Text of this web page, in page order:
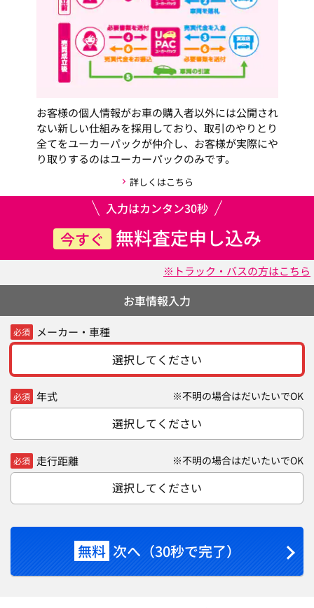
お客様の個人情報がお車の購入者以外には公開され
ない新しい仕組みを採用しており、取引のやりとり
全てをユーカーパックが仲介し、お客様が実際にや
り取りするのはユーカーパックのみです。
詳しくはこちら
入力はカンタン30秒
今すぐ 無料査定申し込み
※トラック・バスの方はこちら
お車情報入力
必須 メーカー・車種
選択してください
必須 年式 ※不明の場合はだいたいでOK
選択してください
必須 走行距離 ※不明の場合はだいたいでOK
選択してください
無料 次へ（30秒で完了）